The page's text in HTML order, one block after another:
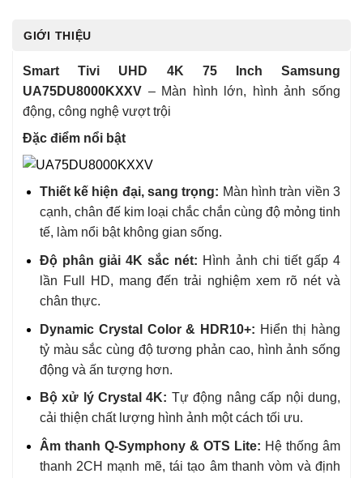
GIỚI THIỆU
Smart Tivi UHD 4K 75 Inch Samsung
UA75DU8000KXXV – Màn hình lớn, hình ảnh sống
động, công nghệ vượt trội
Đặc điểm nổi bật
Thiết kế hiện đại, sang trọng: Màn hình tràn viền 3
cạnh, chân đế kim loại chắc chắn cùng độ mỏng tinh
tế, làm nổi bật không gian sống.
Độ phân giải 4K sắc nét: Hình ảnh chi tiết gấp 4
lần Full HD, mang đến trải nghiệm xem rõ nét và
chân thực.
Dynamic Crystal Color & HDR10+: Hiển thị hàng
tỷ màu sắc cùng độ tương phản cao, hình ảnh sống
động và ấn tượng hơn.
Bộ xử lý Crystal 4K: Tự động nâng cấp nội dung,
cải thiện chất lượng hình ảnh một cách tối ưu.
Âm thanh Q-Symphony & OTS Lite: Hệ thống âm
thanh 2CH mạnh mẽ, tái tạo âm thanh vòm và định